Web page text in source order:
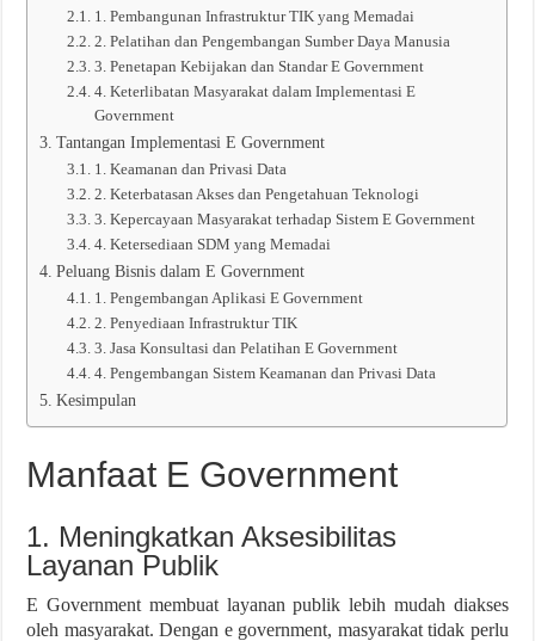
1. Pembangunan Infrastruktur TIK yang Memadai
2. Pelatihan dan Pengembangan Sumber Daya Manusia
3. Penetapan Kebijakan dan Standar E Government
4. Keterlibatan Masyarakat dalam Implementasi E
Government
Tantangan Implementasi E Government
1. Keamanan dan Privasi Data
2. Keterbatasan Akses dan Pengetahuan Teknologi
3. Kepercayaan Masyarakat terhadap Sistem E Government
4. Ketersediaan SDM yang Memadai
Peluang Bisnis dalam E Government
1. Pengembangan Aplikasi E Government
2. Penyediaan Infrastruktur TIK
3. Jasa Konsultasi dan Pelatihan E Government
4. Pengembangan Sistem Keamanan dan Privasi Data
Kesimpulan
Manfaat E Government
1. Meningkatkan Aksesibilitas
Layanan Publik
E Government membuat layanan publik lebih mudah diakses
oleh masyarakat. Dengan e government, masyarakat tidak perlu